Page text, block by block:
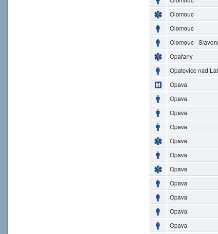
Olomouc
Olomouc
Olomouc -
Opařany
Opatovice nad
Opava
Opava
Opava
Opava
Opava
Opava
Opava
Opava
Opava
Opava
Opava